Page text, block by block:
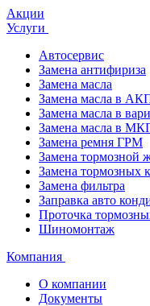
Акции
Услуги
Автосервис
Замена антифириза
Замена масла
Замена масла в
Замена масла в
Замена масла в
Замена ремня ГРМ
Замена тормозной
Замена тормозных
Замена фильтра
Заправка авто
Проточка
Шиномонтаж
Компания
О компании
Документы